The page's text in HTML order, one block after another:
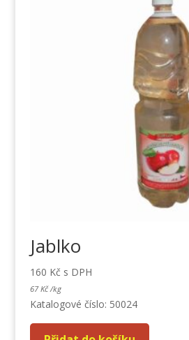
Jablko
160 Kč s DPH
67Kč /kg
Katalogové číslo: 50024